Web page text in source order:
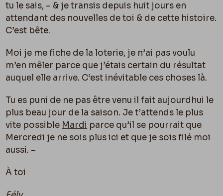
tu le sais, – & je transis depuis huit jours en
attendant des nouvelles de toi & de cette histoire.
C’est bête.
Moi je me fiche de la loterie, je n’ai pas voulu
m’en mêler parce que j’étais certain du résultat
auquel elle arrive. C’est inévitable ces choses là.
Tu es puni de ne pas être venu il fait aujourdhui le
plus beau jour de la saison. Je t’attends le plus
vite possible Mardi parce qu’il se pourrait que
Mercredi je ne sois plus ici et que je sois filé moi
aussi. –
À toi